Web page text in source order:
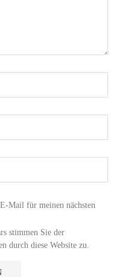
Mail für meinen nächsten
stimmen Sie der
durch diese Website zu.